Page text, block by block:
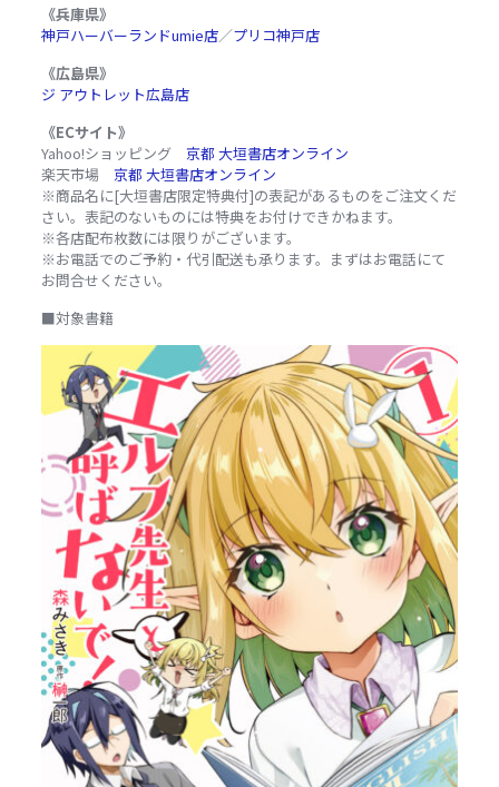
《兵庫県》
神戸ハーバーランドumie店／プリコ神戸店
《広島県》
ジ アウトレット広島店
《ECサイト》
Yahoo!ショッピング 京都 大垣書店オンライン
楽天市場 京都 大垣書店オンライン
※商品名に[大垣書店限定特典付]の表記があるものをご注文くだ
さい。表記のないものには特典をお付けできかねます。
※各店配布枚数には限りがございます。
※お電話でのご予約・代引配送も承ります。まずはお電話にて
お問合せください。
■対象書籍